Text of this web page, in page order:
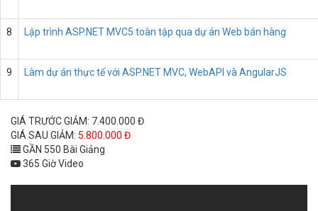
8 Lập trình ASP.NET MVC5 toàn tập qua dự án Web bán hàng
9 Làm dự án thực tế với ASP.NET MVC, WebAPI và AngularJS
GIÁ TRƯỚC GIẢM: 7.400.000 Đ
GIÁ SAU GIẢM: 5.800.000 Đ
GẦN 550 Bài Giảng
365 Giờ Video